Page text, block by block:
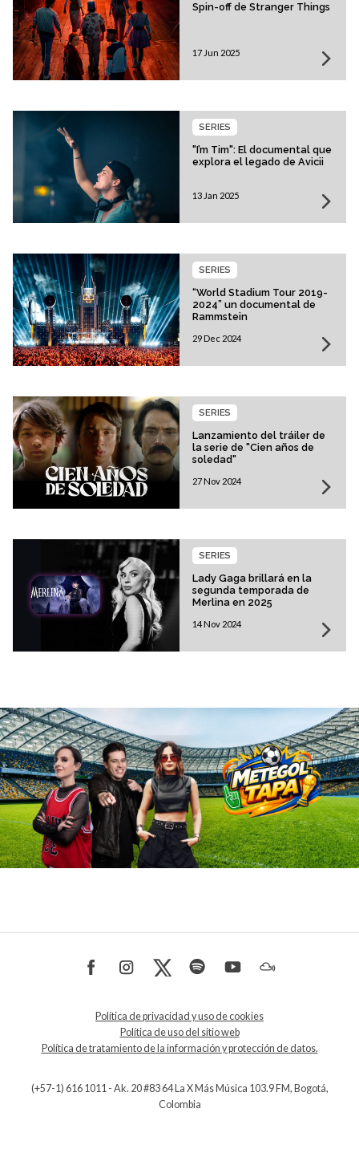
Spin-off de Stranger Things
17 Jun 2025
"I’m Tim": El documental que
explora el legado de Avicii
SERIES
13 Jan 2025
“World Stadium Tour 2019-
2024” un documental de
Rammstein
SERIES
29 Dec 2024
Lanzamiento del tráiler de
la serie de "Cien años de
soledad"
SERIES
27 Nov 2024
Lady Gaga brillará en la
segunda temporada de
Merlina en 2025
SERIES
14 Nov 2024
Política de privacidad y uso de cookies
Política de uso del sitio web
Política de tratamiento de la información y protección de datos.
(+57-1) 616 1011 - Ak. 20 #83 64 La X Más Música 103.9 FM, Bogotá,
Colombia